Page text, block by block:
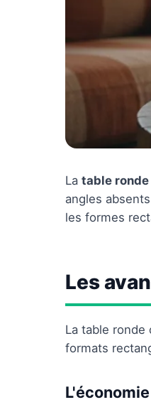
La table ronde
angles
les formes
Les
La table
formats